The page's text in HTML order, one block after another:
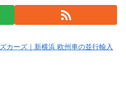
カーズ｜新横浜 欧州車の並行輸入